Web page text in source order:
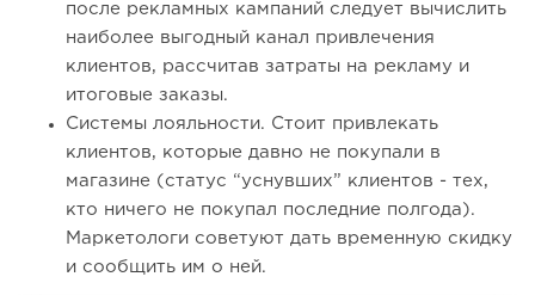
после рекламных кампаний следует вычислить
наиболее выгодный канал привлечения
клиентов, рассчитав затраты на рекламу и
итоговые заказы.
Системы лояльности. Стоит привлекать
клиентов, которые давно не покупали в
магазине (статус “уснувших” клиентов - тех,
кто ничего не покупал последние полгода).
Маркетологи советуют дать временную скидку
и сообщить им о ней.